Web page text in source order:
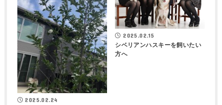
2025.02.24
2025.02.15
シベリアンハスキーを飼いたい
方へ